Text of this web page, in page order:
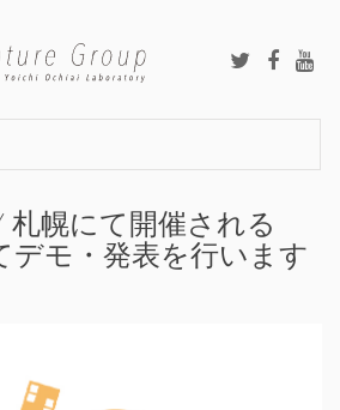
札幌にて開催される
デモ・発表を行います